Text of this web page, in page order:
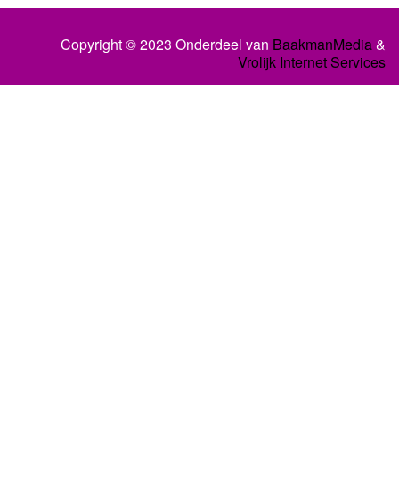
Copyright © 2023 Onderdeel van BaakmanMedia&
Vrolijk Internet Services